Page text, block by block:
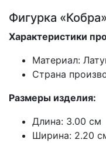
Фигурка
Характеристики
Материал:
Страна
Размеры изделия:
Длина: 3.00 см
Ширина: 2.20